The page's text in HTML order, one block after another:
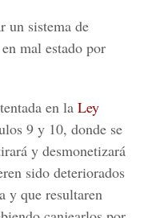
un sistema de
mal estado por
en la Ley
9 y 10, donde se
y desmonetizará
sido deteriorados
y que resultaren